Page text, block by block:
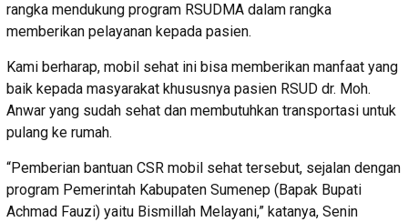
rangka mendukung program RSUDMA dalam rangka
memberikan pelayanan kepada pasien.
Kami berharap, mobil sehat ini bisa memberikan manfaat yang
baik kepada masyarakat khususnya pasien RSUD dr. Moh.
Anwar yang sudah sehat dan membutuhkan transportasi untuk
pulang ke rumah.
“Pemberian bantuan CSR mobil sehat tersebut, sejalan dengan
program Pemerintah Kabupaten Sumenep (Bapak Bupati
Achmad Fauzi) yaitu Bismillah Melayani,” katanya, Senin